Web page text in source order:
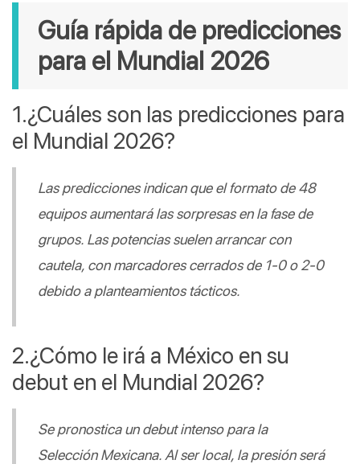
Guía rápida de predicciones
para el Mundial 2026
¿Cuáles son las predicciones para
el Mundial 2026?
Las predicciones indican que el formato de 48
equipos aumentará las sorpresas en la fase de
grupos. Las potencias suelen arrancar con
cautela, con marcadores cerrados de 1-0 o 2-0
debido a planteamientos tácticos.
¿Cómo le irá a México en su
debut en el Mundial 2026?
Se pronostica un debut intenso para la
Selección Mexicana. Al ser local, la presión será